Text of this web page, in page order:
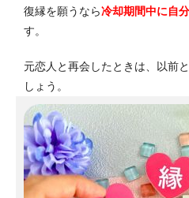
復縁を願うなら冷却期間中に自
す。
元恋人と再会したときは、以前
しょう。